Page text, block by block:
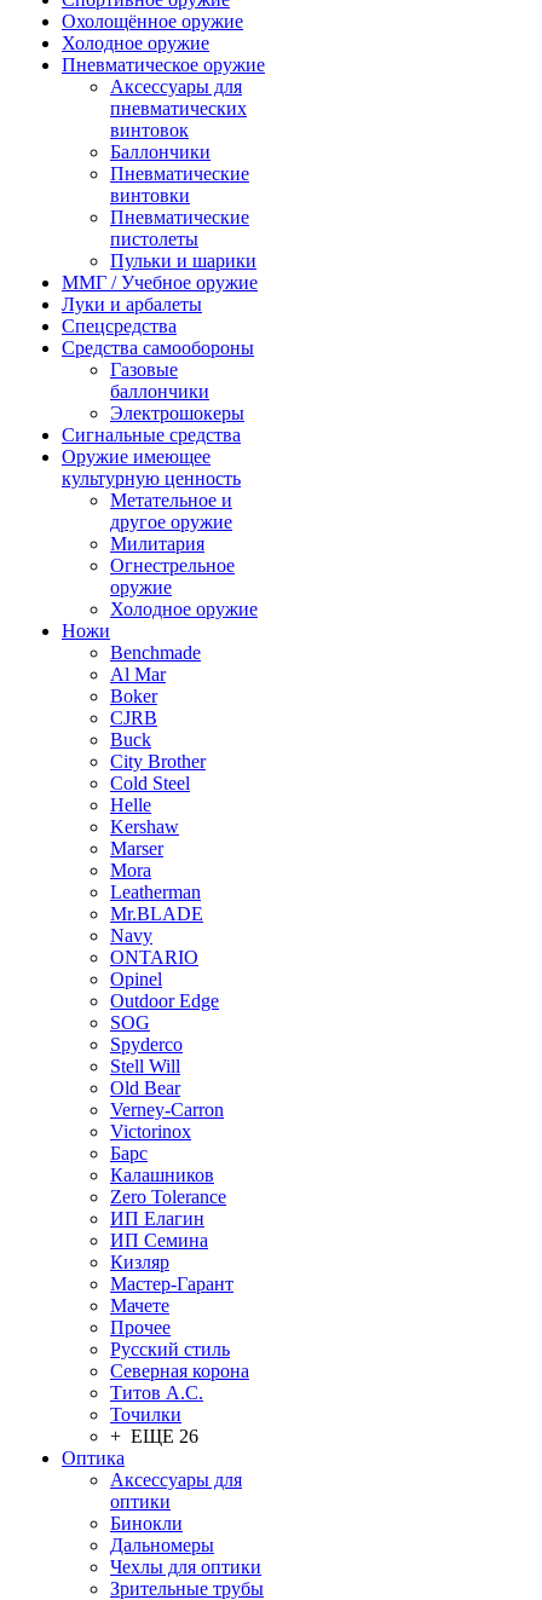
Охолощённое оружие
Холодное оружие
Пневматическое оружие
Аксессуары для
пневматических
винтовок
Баллончики
Пневматические
винтовки
Пневматические
пистолеты
Пульки и шарики
ММГ / Учебное оружие
Луки и арбалеты
Спецсредства
Средства самообороны
Газовые
баллончики
Электрошокеры
Сигнальные средства
Оружие имеющее
культурную ценность
Метательное и
другое оружие
Милитария
Огнестрельное
оружие
Холодное оружие
Ножи
Benchmade
Al Mar
Boker
CJRB
Buck
City Brother
Cold Steel
Helle
Kershaw
Marser
Mora
Leatherman
Mr.BLADE
Navy
ONTARIO
Opinel
Outdoor Edge
SOG
Spyderco
Stell Will
Old Bear
Verney-Carron
Victorinox
Барс
Калашников
Zero Tolerance
ИП Елагин
ИП Семина
Кизляр
Мастер-Гарант
Мачете
Прочее
Русский стиль
Северная корона
Титов А.С.
Точилки
+ ЕЩЕ 26
Оптика
Аксессуары для
оптики
Бинокли
Дальномеры
Чехлы для оптики
Зрительные трубы